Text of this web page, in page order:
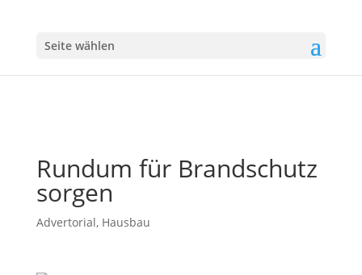
Seite wählen
Rundum für Brandschutz
sorgen
Advertorial, Hausbau